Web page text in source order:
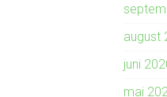
august
juni
mai